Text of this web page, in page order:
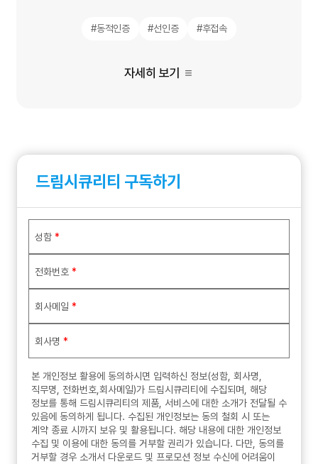
#동적인증 #선인증 #후접속
자세히 보기
드림시큐리티 구독하기
성함 *
전화번호 *
회사메일 *
회사명 *
본 개인정보 활용에 동의하시면 입력하신 정보(성함, 회사명,
직무명, 전화번호,회사메일)가 드림시큐리티에 수집되며, 해당
정보를 통해 드림시큐리티의 제품, 서비스에 대한 소개가 전달될 수
있음에 동의하게 됩니다. 수집된 개인정보는 동의 철회 시 또는
계약 종료 시까지 보유 및 활용됩니다. 해당 내용에 대한 개인정보
수집 및 이용에 대한 동의를 거부할 권리가 있습니다. 다만, 동의를
거부할 경우 소개서 다운로드 및 프로모션 정보 수신에 어려움이